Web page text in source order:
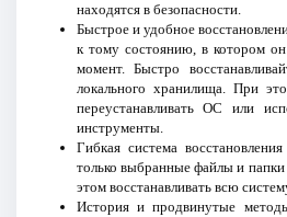
находятся в безопасности.
Быстрое и удобное
к тому состоянию, в котором
момент. Быстро
локального хранилища. При
переустанавливать ОС или
инструменты.
Гибкая система
только выбранные файлы и
этом восстанавливать всю
История и продвинутые